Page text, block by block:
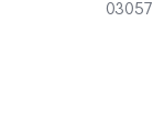
03057